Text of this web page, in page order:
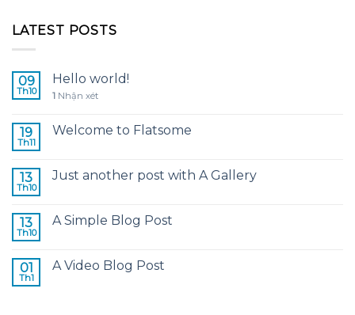
LATEST POSTS
09
Th10
Hello world!
1 Nhận xét
19
Th11
Welcome to Flatsome
13
Th10
Just another post with A Gallery
13
Th10
A Simple Blog Post
01
Th1
A Video Blog Post